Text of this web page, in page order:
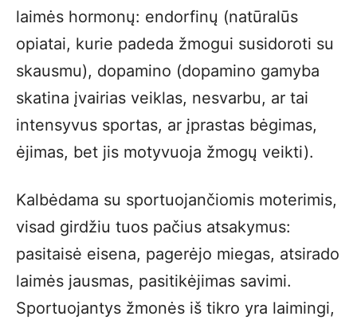
laimės hormonų: endorfinų (natūralūs
opiatai, kurie padeda žmogui susidoroti su
skausmu), dopamino (dopamino gamyba
skatina įvairias veiklas, nesvarbu, ar tai
intensyvus sportas, ar įprastas bėgimas,
ėjimas, bet jis motyvuoja žmogų veikti).
Kalbėdama su sportuojančiomis moterimis,
visad girdžiu tuos pačius atsakymus:
pasitaisė eisena, pagerėjo miegas, atsirado
laimės jausmas, pasitikėjimas savimi.
Sportuojantys žmonės iš tikro yra laimingi,